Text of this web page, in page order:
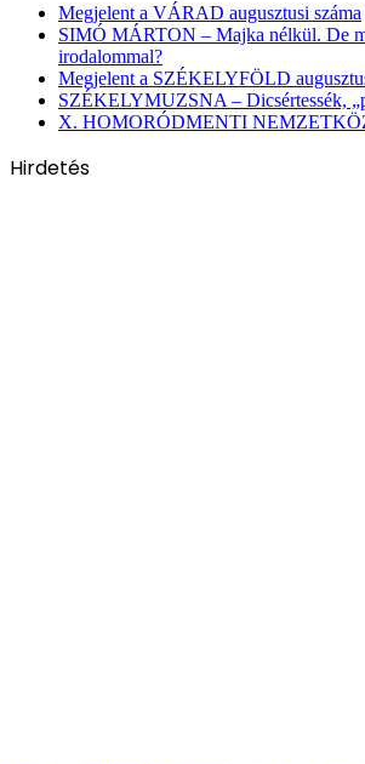
Megjelent a VÁRAD augusztusi száma
SIMÓ MÁRTON – Majka nélkül. De
irodalommal?
Megjelent a SZÉKELYFÖLD
SZÉKELYMUZSNA – Dicsértessék,
X. HOMORÓDMENTI
Hirdetés